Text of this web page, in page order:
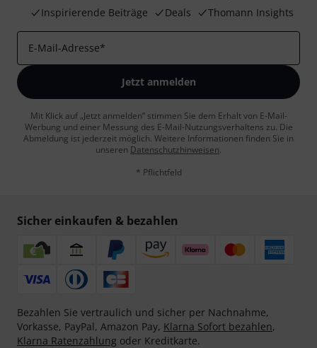
Inspirierende Beiträge
Deals Thomann Insights
E-Mail-Adresse*
Jetzt anmelden
Mit Klick auf „Jetzt anmelden“ stimmen Sie dem Erhalt von E-Mail-
Werbung und einer Messung des E-Mail-Nutzungsverhaltens zu. Die
Abmeldung ist jederzeit möglich. Weitere Informationen finden Sie in
unseren Datenschutzhinweisen.
* Pflichtfeld
Sicher einkaufen & bezahlen
Bezahlen Sie vertraulich und sicher per Nachnahme,
Vorkasse, PayPal, Amazon Pay, Klarna Sofort bezahlen,
Klarna Ratenzahlung oder Kreditkarte.